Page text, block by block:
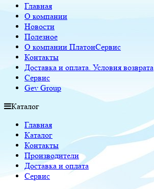
Главная
О компании
Новости
Полезное
О компании ПлатонСервис
Контакты
Доставка и оплата. Условия возврата
Сервис
Gev Group
Каталог
Главная
Каталог
Контакты
Производители
Доставка и оплата
Сервис